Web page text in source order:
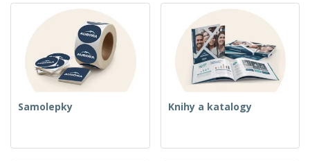
Samolepky Knihy a katalogy